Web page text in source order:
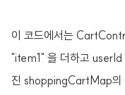
이 코드에서는
"item1" 을 더하고
진 shoppingCartMap의